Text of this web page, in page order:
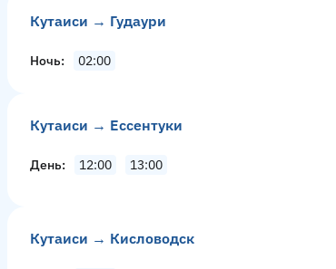
Кутаиси → Гудаури
Ночь 02:00
Кутаиси → Ессентуки
День 12:00 13:00
Кутаиси → Кисловодск